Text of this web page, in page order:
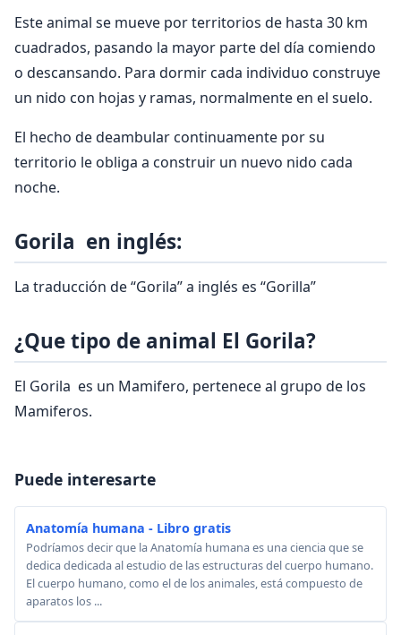
Este animal se mueve por territorios de hasta 30 km
cuadrados, pasando la mayor parte del día comiendo
o descansando. Para dormir cada individuo construye
un nido con hojas y ramas, normalmente en el suelo.
El hecho de deambular continuamente por su
territorio le obliga a construir un nuevo nido cada
noche.
Gorila en inglés:
La traducción de “Gorila” a inglés es “Gorilla”
¿Que tipo de animal El Gorila?
El Gorila es un Mamifero, pertenece al grupo de los
Mamiferos.
Puede interesarte
Anatomía humana - Libro gratis
Podríamos decir que la Anatomía humana es una ciencia que se
dedica dedicada al estudio de las estructuras del cuerpo humano.
El cuerpo humano, como el de los animales, está compuesto de
aparatos los ...